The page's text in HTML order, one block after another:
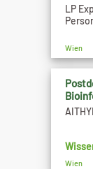
LP
Wien
Wien